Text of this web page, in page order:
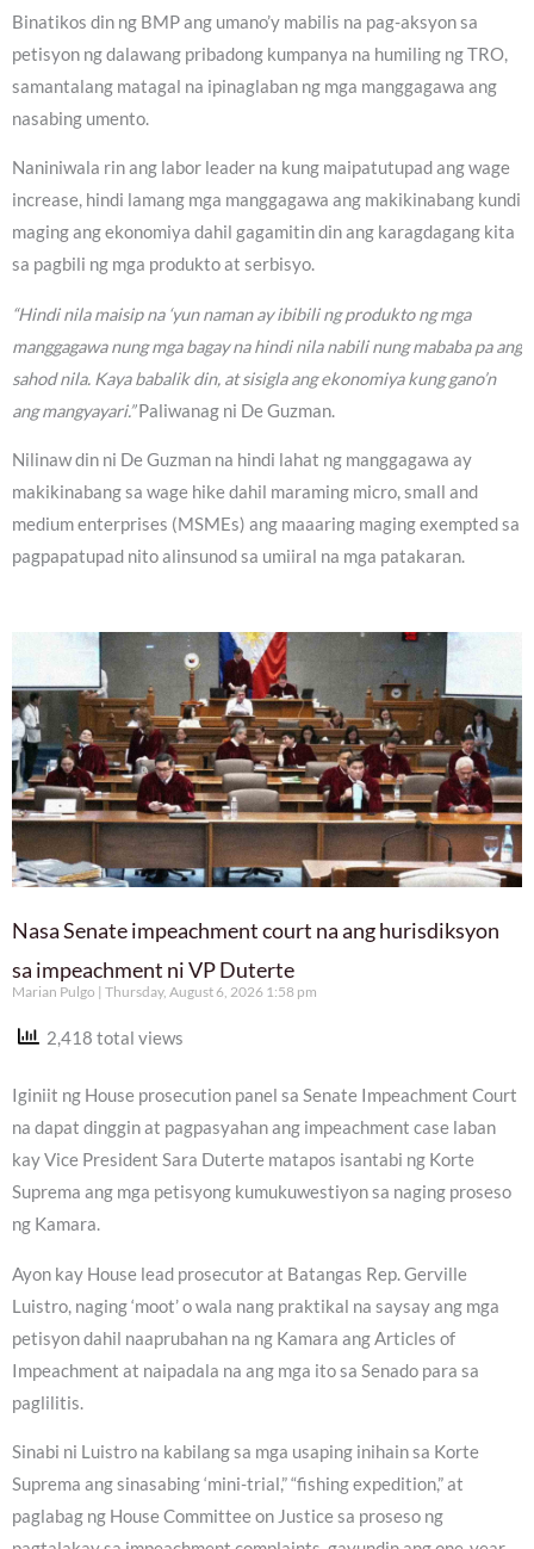
Binatikos din ng BMP ang umano’y mabilis na pag-aksyon sa
petisyon ng dalawang pribadong kumpanya na humiling ng TRO,
samantalang matagal na ipinaglaban ng mga manggagawa ang
nasabing umento.
Naniniwala rin ang labor leader na kung maipatutupad ang wage
increase, hindi lamang mga manggagawa ang makikinabang kundi
maging ang ekonomiya dahil gagamitin din ang karagdagang kita
sa pagbili ng mga produkto at serbisyo.
“Hindi nila maisip na ‘yun naman ay ibibili ng produkto ng mga
manggagawa nung mga bagay na hindi nila nabili nung mababa pa ang
sahod nila. Kaya babalik din, at sisigla ang ekonomiya kung gano’n
ang mangyayari.”Paliwanag ni De Guzman.
Nilinaw din ni De Guzman na hindi lahat ng manggagawa ay
makikinabang sa wage hike dahil maraming micro, small and
medium enterprises (MSMEs) ang maaaring maging exempted sa
pagpapatupad nito alinsunod sa umiiral na mga patakaran.
Nasa Senate impeachment court na ang hurisdiksyon
sa impeachment ni VP Duterte
Marian Pulgo Thursday, August 6, 2026 1:58 pm
2,418 total views
Iginiit ng House prosecution panel sa Senate Impeachment Court
na dapat dinggin at pagpasyahan ang impeachment case laban
kay Vice President Sara Duterte matapos isantabi ng Korte
Suprema ang mga petisyong kumukuwestiyon sa naging proseso
ng Kamara.
Ayon kay House lead prosecutor at Batangas Rep. Gerville
Luistro, naging ‘moot’ o wala nang praktikal na saysay ang mga
petisyon dahil naaprubahan na ng Kamara ang Articles of
Impeachment at naipadala na ang mga ito sa Senado para sa
paglilitis.
Sinabi ni Luistro na kabilang sa mga usaping inihain sa Korte
Suprema ang sinasabing ‘mini-trial,” “fishing expedition,” at
paglabag ng House Committee on Justice sa proseso ng